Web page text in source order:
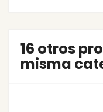
16 otros
misma